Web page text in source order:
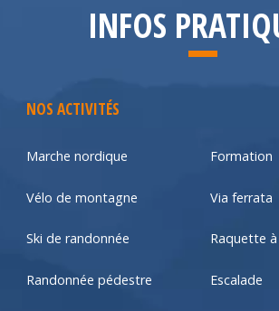
INFOS
NOS ACTIVITÉS
Marche nordique Formation
Vélo de montagne Via ferrata
Ski de randonnée Raquette
Randonnée pédestre Escalade